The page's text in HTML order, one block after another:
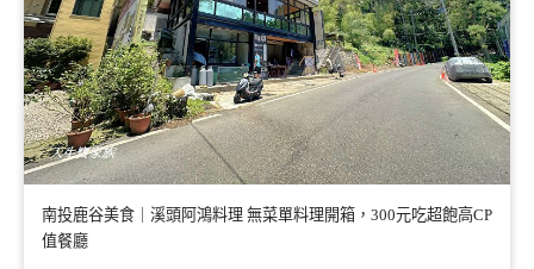
南投鹿谷美食｜溪頭阿鴻料理 無菜單料理開箱，300元吃超飽高CP
值餐廳